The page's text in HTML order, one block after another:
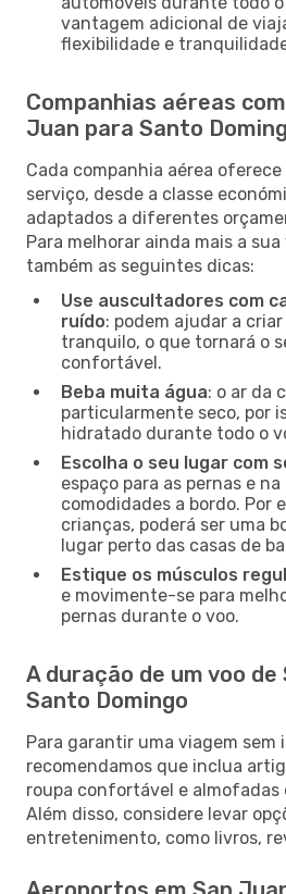
vantagem adicional de
flexibilidade e
Companhias aéreas
Juan para Santo
Cada companhia aérea
serviço, desde a classe
adaptados a diferentes
Para melhorar ainda mais a
também as seguintes dicas:
Use auscultadores com
ruído: podem ajudar a
tranquilo, o que tornará o
confortável.
Beba muita água: o ar da
particularmente seco, por
hidratado durante todo o
Escolha o seu lugar com
espaço para as pernas e
comodidades a bordo. Por
crianças, poderá ser uma
lugar perto das casas de
Estique os músculos
e movimente-se para
pernas durante o voo.
A duração de um voo
Santo Domingo
Para garantir uma viagem sem
recomendamos que inclua
roupa confortável e almofadas
Além disso, considere levar
entretenimento, como livros,